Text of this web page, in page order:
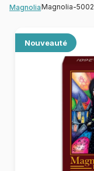
MagnoliaMagnolia-5002
Nouveauté